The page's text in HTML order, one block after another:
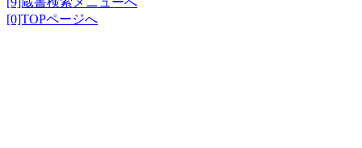
[0]TOPページへ